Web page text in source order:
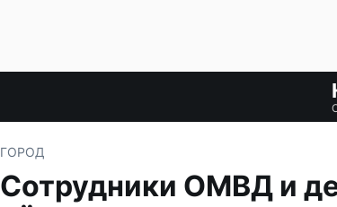
ГОРОД
Сотрудники ОМВД и